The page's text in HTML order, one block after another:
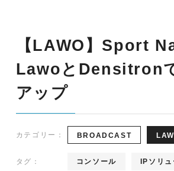
【LAWO】Sport
LawoとDensitron
アップ
カテゴリー： BROADCAST
タグ： コンソール IPソリ